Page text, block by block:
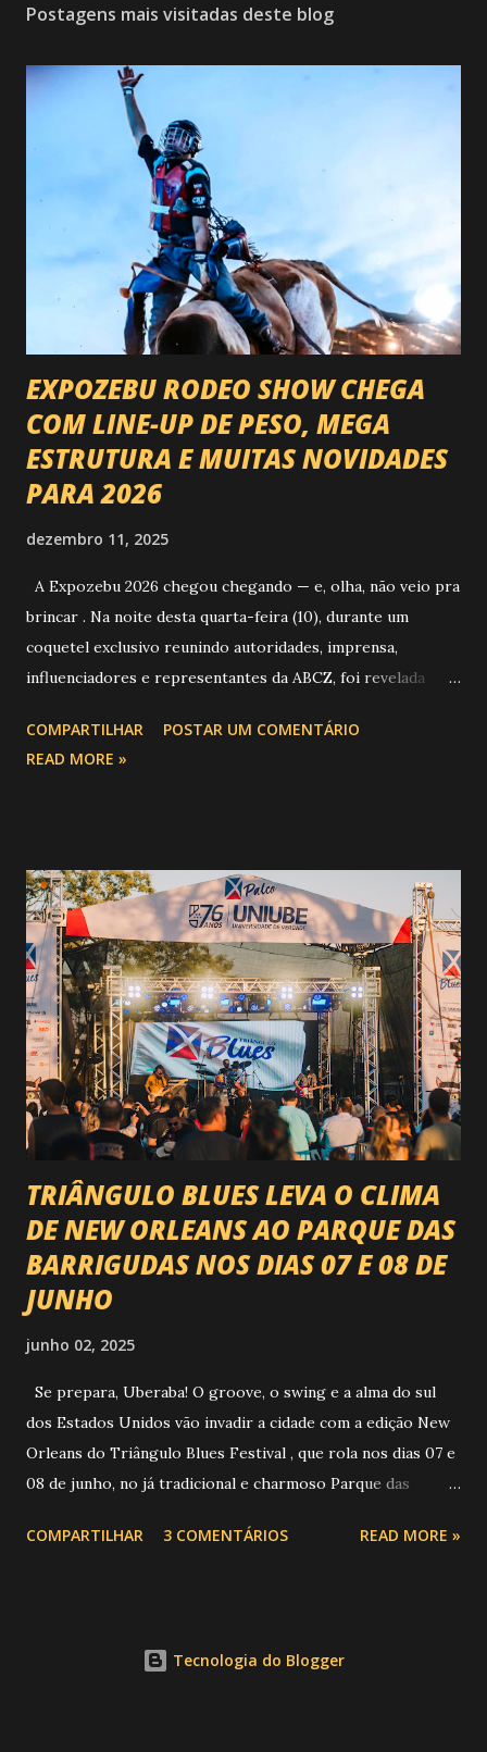
Postagens mais visitadas deste blog
EXPOZEBU RODEO SHOW CHEGA
COM LINE-UP DE PESO, MEGA
ESTRUTURA E MUITAS NOVIDADES
PARA 2026
dezembro 11, 2025
A Expozebu 2026 chegou chegando — e, olha, não veio pra
brincar . Na noite desta quarta-feira (10), durante um
coquetel exclusivo reunindo autoridades, imprensa,
influenciadores e representantes da ABCZ, foi revelada
festa : a chegada do Campeonato de Montarias em Touros
do Circuito Rancho Primavera (CRP) , a maior companhia de
impacto é tão grande que o evento até mudou de nome:
agora é Expozebu Rodeo Shows . E não para por aí. Foto:
@circuitoranchoprimavera 🎤 LINE-UP NACIONAL QUE
VAI ESTREMECER O PARQUE Serão quatro noites , entre
24, 25, 30 de abril e 02 de maio , com oito atrações gigantes
da música brasileira , contemplando sertanejo, forró,
piseiro e sofrência nível hard: Gusttavo Lima Leonardo
Natanzinho Lima Jads & ...
COMPARTILHAR
POSTAR UM COMENTÁRIO
READ MORE »
TRIÂNGULO BLUES LEVA O CLIMA
DE NEW ORLEANS AO PARQUE DAS
BARRIGUDAS NOS DIAS 07 E 08 DE
JUNHO
junho 02, 2025
Se prepara, Uberaba! O groove, o swing e a alma do sul
dos Estados Unidos vão invadir a cidade com a edição New
Orleans do Triângulo Blues Festival , que rola nos dias 07 e
08 de junho, no já tradicional e charmoso Parque das
Foto: https://www.trianguloblues.com.br/ ATRAÇÕES DE
internacionais, gastronomia, cervejas artesanais, aquele
COMPARTILHAR 3 COMENTÁRIOS READ MORE »
Tecnologia do Blogger